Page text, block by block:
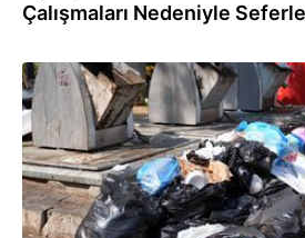
Çalışmaları Nedeniyle
08.08.2025